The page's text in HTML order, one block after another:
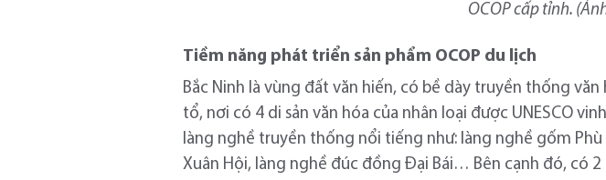
OCOP cấp tỉnh.
Tiềm năng phát triển sản phẩm OCOP du lịch
Bắc Ninh là vùng đất văn hiến, có bề dày truyền thống
tổ, nơi có 4 di sản văn hóa của nhân loại được UNESCO
làng nghề truyền thống nổi tiếng như: làng nghề gốm
Xuân Hội, làng nghề đúc đồng Đại Bái… Bên cạnh đó, có